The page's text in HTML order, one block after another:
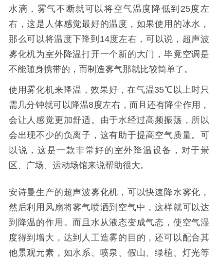
水滴，雾气不断就可以将空气温度降低到25度左
右，这是人体感觉最好的温度，如果使用的冰水，
那么可以将温度下降到14度左右，可以说，超声波
雾化机为室外降温打开一个新的大门，毕竟空调是
不能随身携带的，而制造雾气那就比较简单了。
使用雾化机来降温，效果好，在气温35℃以上时只
需几分钟就可以降温8度左右，而且还有降尘作用，
会让人感觉更加舒适。由于水经过高频振荡，所以
会出现不少的负离子，这有助于提高空气质量。可
以说，这是一款非常好的室外降温设备，对于景
区、广场、运动场馆来说帮助很大。
安诗曼生产的超声波雾化机，可以快速降水雾化，
然后利用风扇将雾气喷洒到空气中，这样就可以达
到降温的作用。而且水从液态变成气态，使空气湿
度得到增大，达到人工造雾的目的，还可以配合其
他景观元素，如水系、喷泉、假山、绿植、灯光等